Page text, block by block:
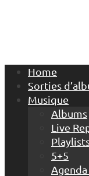
Home
Sorties
Musique
Albums
Live
5+5